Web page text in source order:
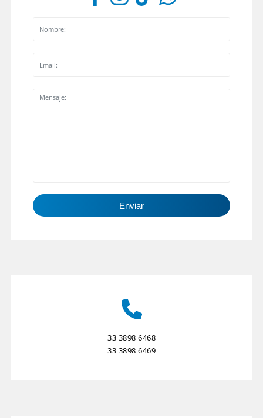
Enviar
33 3898 6468
33 3898 6469